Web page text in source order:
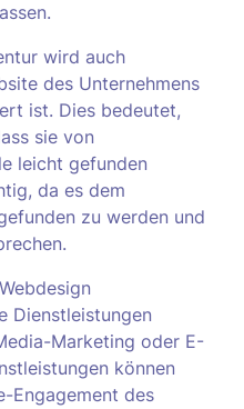
wird auch
des Unternehmens
ist. Dies bedeutet,
sie von
leicht gefunden
da es dem
zu werden und
Dienstleistungen
Marketing oder E-
können
Engagement des